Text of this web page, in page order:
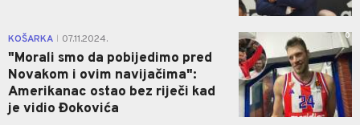
KOŠARKA 07.11.2024.
"Morali smo da pobijedimo pred
Novakom i ovim navijačima":
Amerikanac ostao bez riječi kad
je vidio Đokovića
0